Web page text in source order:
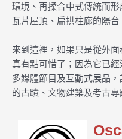
環境、再揉合中式傳統而
瓦片屋頂、扁拱柱廊的陽台
來到這裡，如果只是從外
真有點可惜了；因為它已
多媒體節目及互動式展品
的古蹟、文物建築及考古專